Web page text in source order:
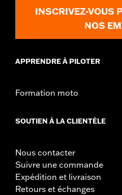
INSCRIVEZ-VOUS
NOS
APPRENDRE À PILOTER
Formation moto
SOUTIEN À LA CLIENTÈLE
Nous contacter
Suivre une commande
Expédition et livraison
Retours et échanges